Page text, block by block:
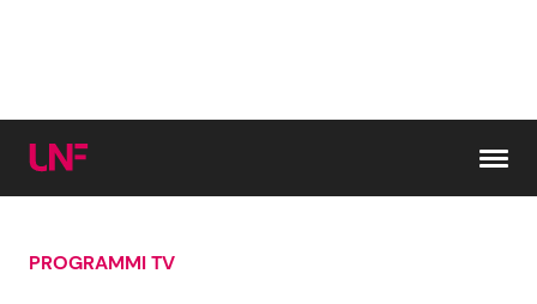
Cerca:
PROGRAMMI TV